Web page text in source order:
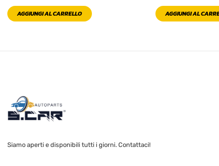
AGGIUNGI AL CARRELLO AGGIUNGI AL
Siamo aperti e disponibili tutti i giorni. Contattaci!